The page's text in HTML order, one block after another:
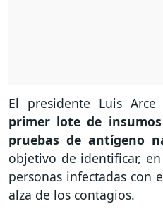
El presidente Luis
primer lote de
pruebas de antígeno
objetivo de identificar,
personas infectadas con
alza de los contagios.